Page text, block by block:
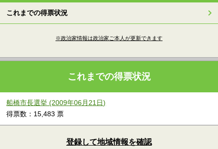
これまでの得票状況
※政治家情報は政治家ご本人が更新できます
これまでの得票状況
船橋市長選挙 (2009年06月21日)
得票数：15,483 票
登録して地域情報を確認